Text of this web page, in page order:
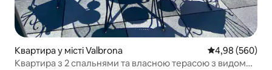
Квартира у місті Valbrona Середня
4,98 (560)
Квартира з 2 спальнями та власною терасою з видом